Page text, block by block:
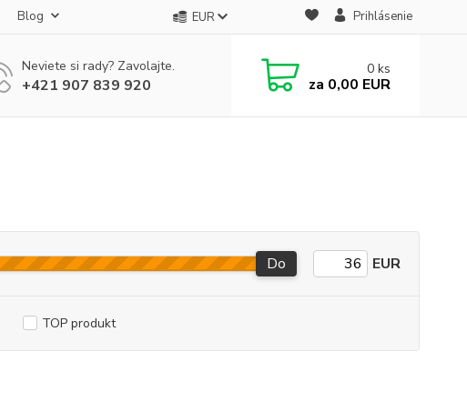
Blog EUR Prihlásenie
Neviete si rady? Zavolajte.
+421 907 839 920
0 ks
za 0,00 EUR
Do EUR
TOP produkt